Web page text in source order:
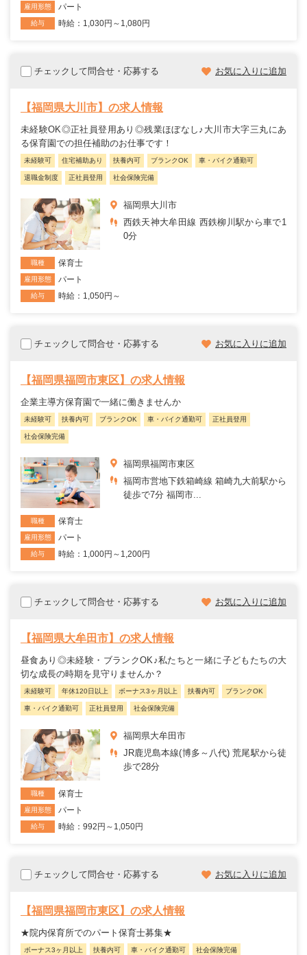
雇用形態 パート
給与 時給：1,030円～1,080円
チェックして問合せ・応募する お気に入りに追加
【福岡県大川市】の求人情報
未経験OK◎正社員登用あり◎残業ほぼなし♪大川市大字三丸にあ
る保育園での担任補助のお仕事です！
未経験可 住宅補助あり 扶養内可 ブランクOK 車・バイク通勤可
退職金制度 正社員登用 社会保険完備
福岡県大川市
西鉄天神大牟田線 西鉄柳川駅から車で1
0分
職種 保育士
雇用形態 パート
給与 時給：1,050円～
チェックして問合せ・応募する お気に入りに追加
【福岡県福岡市東区】の求人情報
企業主導方保育園で一緒に働きませんか
未経験可 扶養内可 ブランクOK 車・バイク通勤可 正社員登用
社会保険完備
福岡県福岡市東区
福岡市営地下鉄箱崎線 箱崎九大前駅から
徒歩で7分 福岡市...
職種 保育士
雇用形態 パート
給与 時給：1,000円～1,200円
チェックして問合せ・応募する お気に入りに追加
【福岡県大牟田市】の求人情報
昼食あり◎未経験・ブランクOK♪私たちと一緒に子どもたちの大
切な成長の時期を見守りませんか？
未経験可 年休120日以上 ボーナス3ヶ月以上 扶養内可 ブランクOK
車・バイク通勤可 正社員登用 社会保険完備
福岡県大牟田市
JR鹿児島本線(博多～八代) 荒尾駅から徒
歩で28分
職種 保育士
雇用形態 パート
給与 時給：992円～1,050円
チェックして問合せ・応募する お気に入りに追加
【福岡県福岡市東区】の求人情報
★院内保育所でのパート保育士募集★
ボーナス3ヶ月以上 扶養内可 車・バイク通勤可 社会保険完備